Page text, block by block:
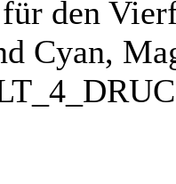
den
Cyan,